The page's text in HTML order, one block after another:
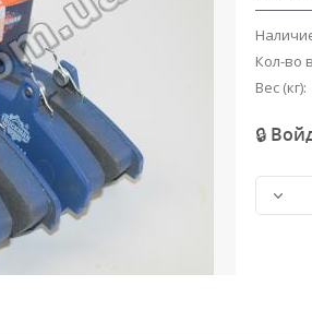
Кол-во
Вес (кг):
🔒